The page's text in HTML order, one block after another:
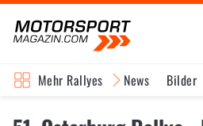
Mehr Rallyes News Bilder